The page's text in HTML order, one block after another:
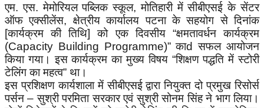
एम. एस. मेमोरियल पब्लिक स्कूल, मोतिहारी में सीबीएसई के सेंटर
ऑफ एक्सीलेंस, क्षेत्रीय कार्यालय पटना के सहयोग से दिनांक
[कार्यक्रम की तिथि] को एक दिवसीय “क्षमतावर्धन कार्यक्रम
(Capacity Building Programme)” काd सफल आयोजन
किया गया। इस कार्यक्रम का मुख्य विषय “शिक्षण पद्धति में स्टोरी
टेलिंग का महत्व” था।
इस प्रशिक्षण कार्यशाला में सीबीएसई द्वारा नियुक्त दो प्रमुख रिसोर्स
पर्सन – सुश्री परमिता सरकार एवं सुश्री सोनम सिंह ने भाग लिया।